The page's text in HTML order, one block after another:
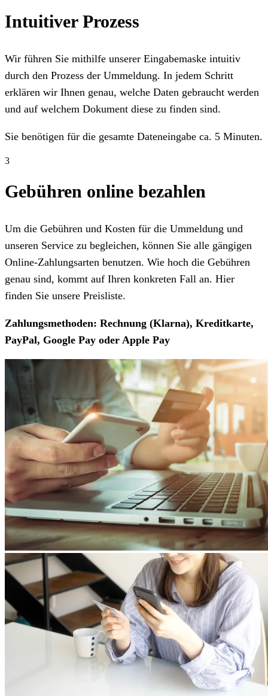
Intuitiver Prozess
Wir führen Sie mithilfe unserer Eingabemaske intuitiv
durch den Prozess der Ummeldung. In jedem Schritt
erklären wir Ihnen genau, welche Daten gebraucht werden
und auf welchem Dokument diese zu finden sind.
Sie benötigen für die gesamte Dateneingabe ca. 5 Minuten.
3
Gebühren online bezahlen
Um die Gebühren und Kosten für die Ummeldung und
unseren Service zu begleichen, können Sie alle gängigen
Online-Zahlungsarten benutzen. Wie hoch die Gebühren
genau sind, kommt auf Ihren konkreten Fall an. Hier
finden Sie unsere Preisliste.
Zahlungsmethoden: Rechnung (Klarna), Kreditkarte,
PayPal, Google Pay oder Apple Pay